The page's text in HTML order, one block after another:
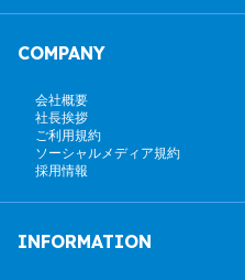
COMPANY
会社概要
社長挨拶
ご利用規約
ソーシャルメディア規約
採用情報
INFORMATION